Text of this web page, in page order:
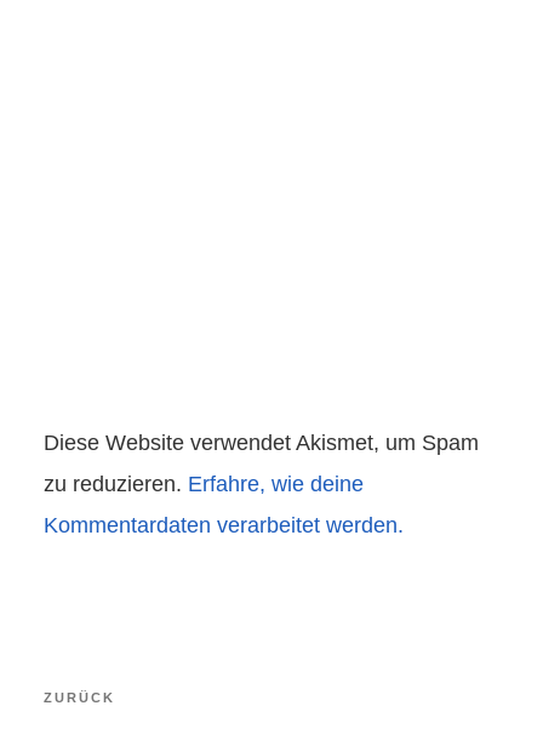
Diese Website verwendet Akismet, um Spam
zu reduzieren. Erfahre, wie deine
Kommentardaten verarbeitet werden.
Vorheriger
ZURÜCK